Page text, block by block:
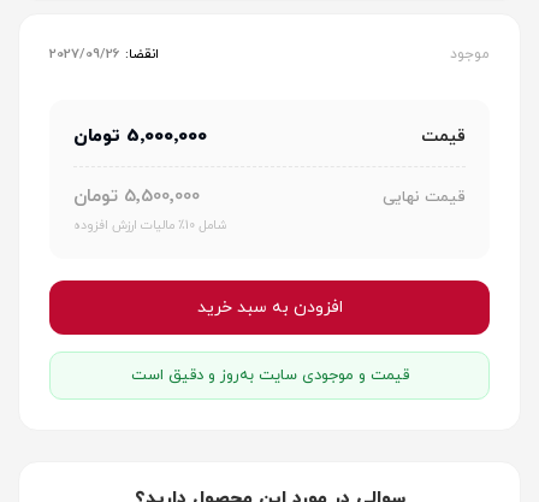
موجود انقضا: 2027/09/26
قیمت 5٬000٬000 تومان
قیمت نهایی 5٬500٬000 تومان
شامل 10٪ مالیات ارزش افزوده
افزودن به سبد خرید
قیمت و موجودی سایت به‌روز و دقیق است